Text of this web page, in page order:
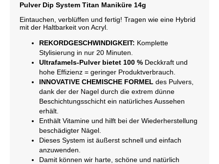
Pulver Dip System Titan Maniküre 14g
Eintauchen, verblüffen und fertig! Tragen wie eine Hybrid
mit der Haltbarkeit von Acryl.
REKORDGESCHWINDIGKEIT: Komplette
Stylisierung in nur 20 Minuten.
Ultrafamels-Pulver bietet 100 % Deckkraft und
hohe Effizienz = geringer Produktverbrauch.
INNOVATIVE CHEMISCHE FORMEL des Pulvers,
dank der der Nagel durch die extrem dünne
Beschichtungsschicht ein natürliches Aussehen
erhält.
Enthält Vitamine und hilft bei der Wiederherstellung
beschädigter Nägel.
Dieses System ist äußerst schnell und einfach
anzuwenden.
Damit können wir harte, schöne und natürlich